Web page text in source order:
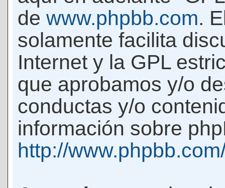
de www.phpbb.com.
solamente facilita
Internet y la GPL
que aprobamos y/o
conductas y/o
información sobre
http://